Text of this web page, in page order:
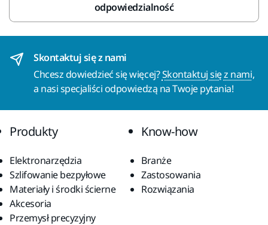
odpowiedzialność
Skontaktuj się z nami
Chcesz dowiedzieć się więcej?Skontaktuj się z nami,
a nasi specjaliści odpowiedzą na Twoje pytania!
Produkty
Elektronarzędzia
Szlifowanie bezpyłowe
Materiały i środki ścierne
Akcesoria
Przemysł precyzyjny
Know-how
Branże
Zastosowania
Rozwiązania